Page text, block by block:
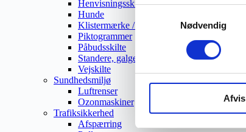
Samtykkevalg
Nødvendig
Afvis
Henvisningsskilte
Hunde
Klistermærke / Markat
Piktogrammer
Påbudsskilte
Standere, galger og beslag
Vejskilte
Sundhedsmiljø
Luftrenser
Ozonmaskiner
Trafiksikkerhed
Afspærring